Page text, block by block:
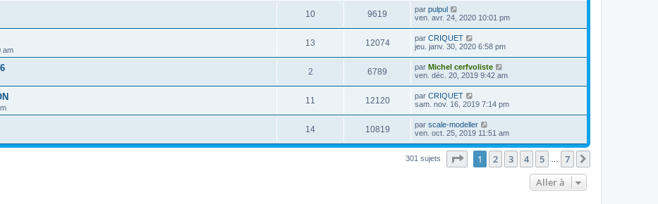
10 9619 par pulpul
ven. avr. 24, 2020 10:01 pm
am
13 12074 par CRIQUET
jeu. janv. 30, 2020 6:58 pm
2 6789 par Michel cerfvoliste
ven. déc. 20, 2019 9:42 am
11 12120 par CRIQUET
sam. nov. 16, 2019 7:14 pm
14 10819 par scale-modeller
ven. oct. 25, 2019 11:51 am
301 sujets Page sur7
1 2 3 4 5 7
Aller à